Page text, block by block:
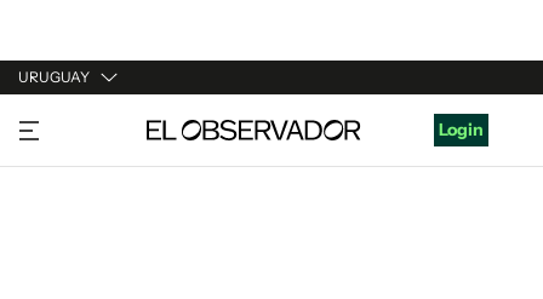
URUGUAY
URUGUAY
ARGENTINA
Login